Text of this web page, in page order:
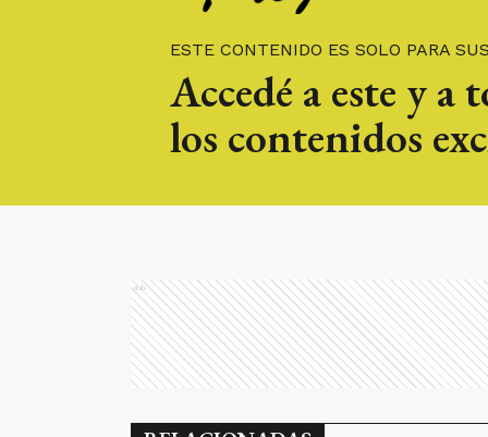
ESTE CONTENIDO ES SOLO PARA
Accedé a este y a
los contenidos
Ads